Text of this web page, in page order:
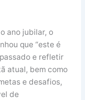
ano jubilar, o
que “este é
e refletir
atual, bem como
e desafios,
de